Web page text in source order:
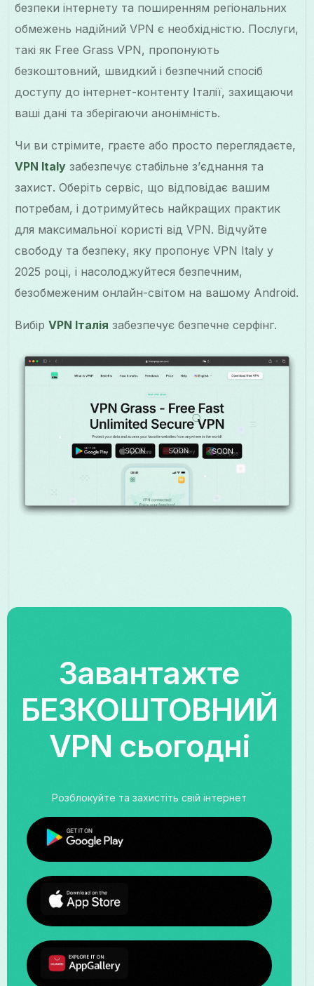
безпеки інтернету та поширенням регіональних
обмежень надійний VPN є необхідністю. Послуги,
такі як Free Grass VPN, пропонують
безкоштовний, швидкий і безпечний спосіб
доступу до інтернет-контенту Італії, захищаючи
ваші дані та зберігаючи анонімність.
Чи ви стрімите, граєте або просто переглядаєте,
VPN Italy забезпечує стабільне з’єднання та
захист. Оберіть сервіс, що відповідає вашим
потребам, і дотримуйтесь найкращих практик
для максимальної користі від VPN. Відчуйте
свободу та безпеку, яку пропонує VPN Italy у
2025 році, і насолоджуйтеся безпечним,
безобмеженим онлайн-світом на вашому Android.
ВибірVPN Італія забезпечує безпечне серфінг.
Завантажте
БЕЗКОШТОВНИЙ
VPN сьогодні
Розблокуйте та захистіть свій інтернет